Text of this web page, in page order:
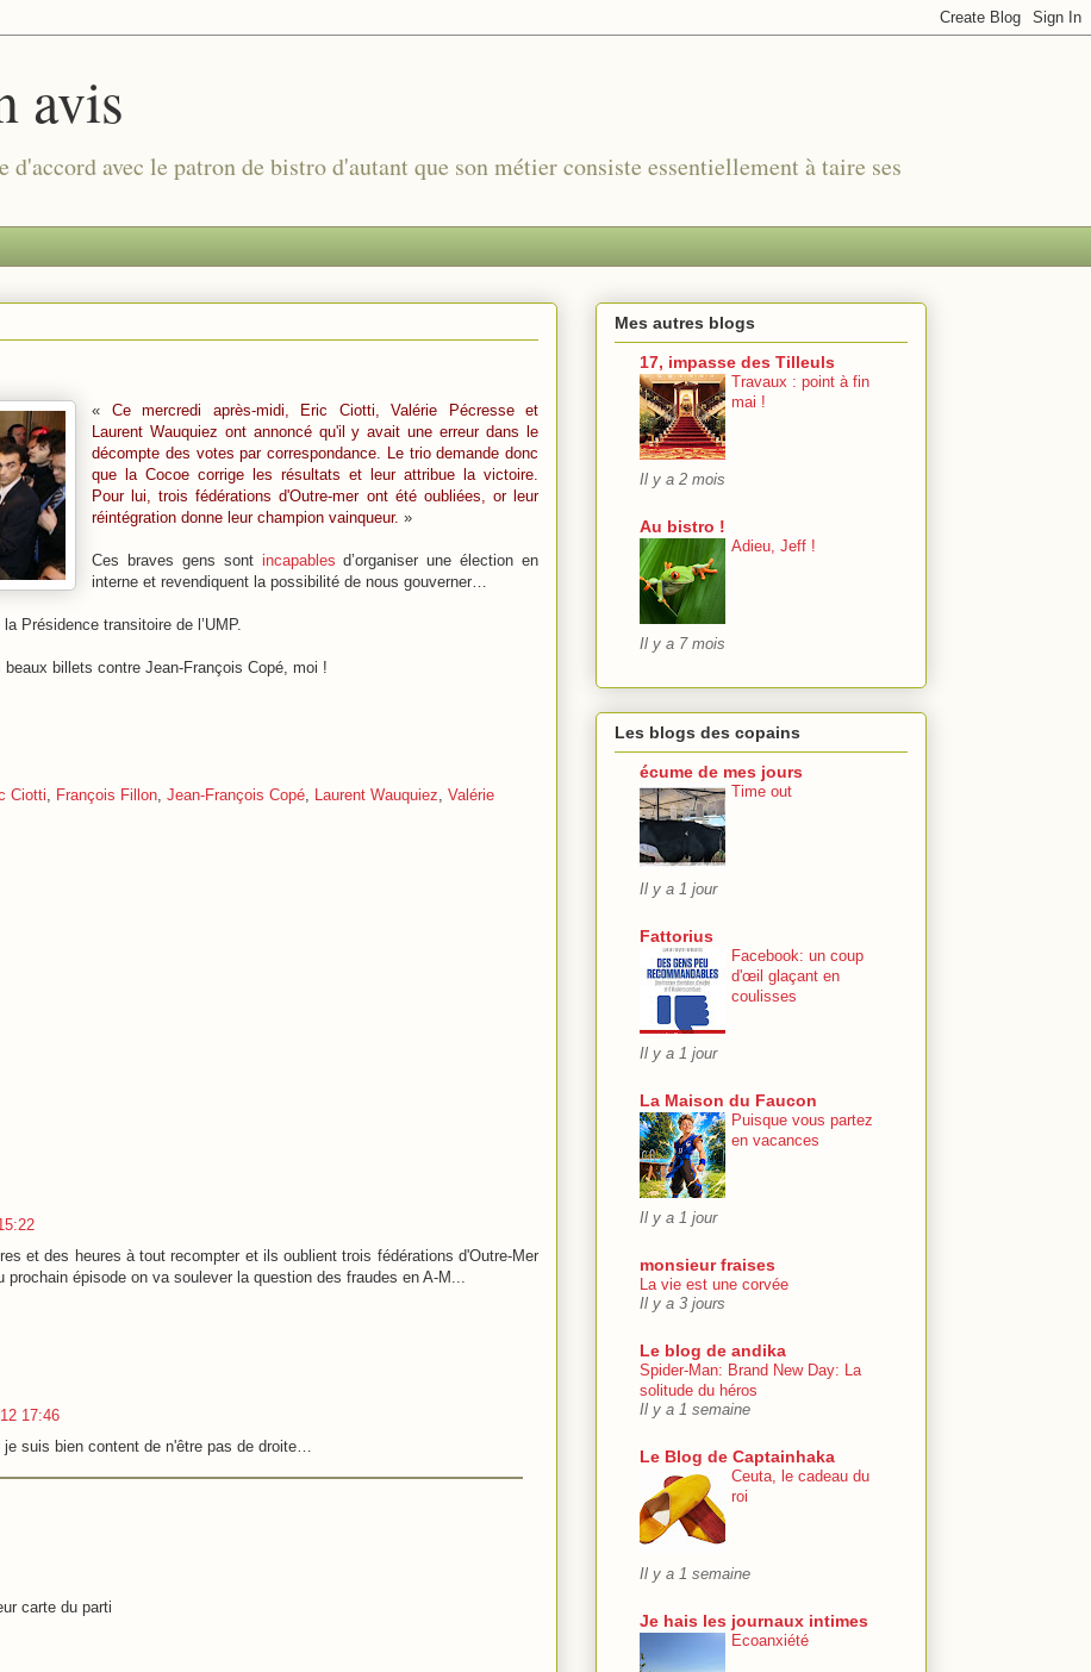
avis
avec le patron de bistro d'autant que son métier consiste essentiellement à taire ses
« Ce mercredi après-midi, Eric Ciotti, Valérie Pécresse et
Laurent Wauquiez ont annoncé qu'il y avait une erreur dans le
décompte des votes par correspondance. Le trio demande donc
que la Cocoe corrige les résultats et leur attribue la victoire.
Pour lui, trois fédérations d'Outre-mer ont été oubliées, or leur
réintégration donne leur champion vainqueur. »
Ces braves gens sont incapables d’organiser une élection en
interne et revendiquent la possibilité de nous gouverner…
Présidence transitoire de l’UMP.
billets contre Jean-François Copé, moi !
Ciotti François Fillon Jean-François Copé Laurent Wauquiez Valérie
et des heures à tout recompter et ils oublient trois fédérations d'Outre-Mer
prochain épisode on va soulever la question des fraudes en A-M...
17:46
suis bien content de n'être pas de droite…
carte du parti
Mes autres blogs
17, impasse des Tilleuls
Travaux : point à fin
mai !
Il y a 2 mois
Au bistro !
Adieu, Jeff !
Il y a 7 mois
Les blogs des copains
écume de mes jours
Time out
Il y a 1 jour
Fattorius
Facebook: un coup
d'œil glaçant en
coulisses
Il y a 1 jour
La Maison du Faucon
Puisque vous partez
en vacances
Il y a 1 jour
monsieur fraises
La vie est une corvée
Il y a 3 jours
Le blog de andika
Spider-Man: Brand New Day: La
solitude du héros
Il y a 1 semaine
Le Blog de Captainhaka
Ceuta, le cadeau du
roi
Il y a 1 semaine
Je hais les journaux intimes
Ecoanxiété